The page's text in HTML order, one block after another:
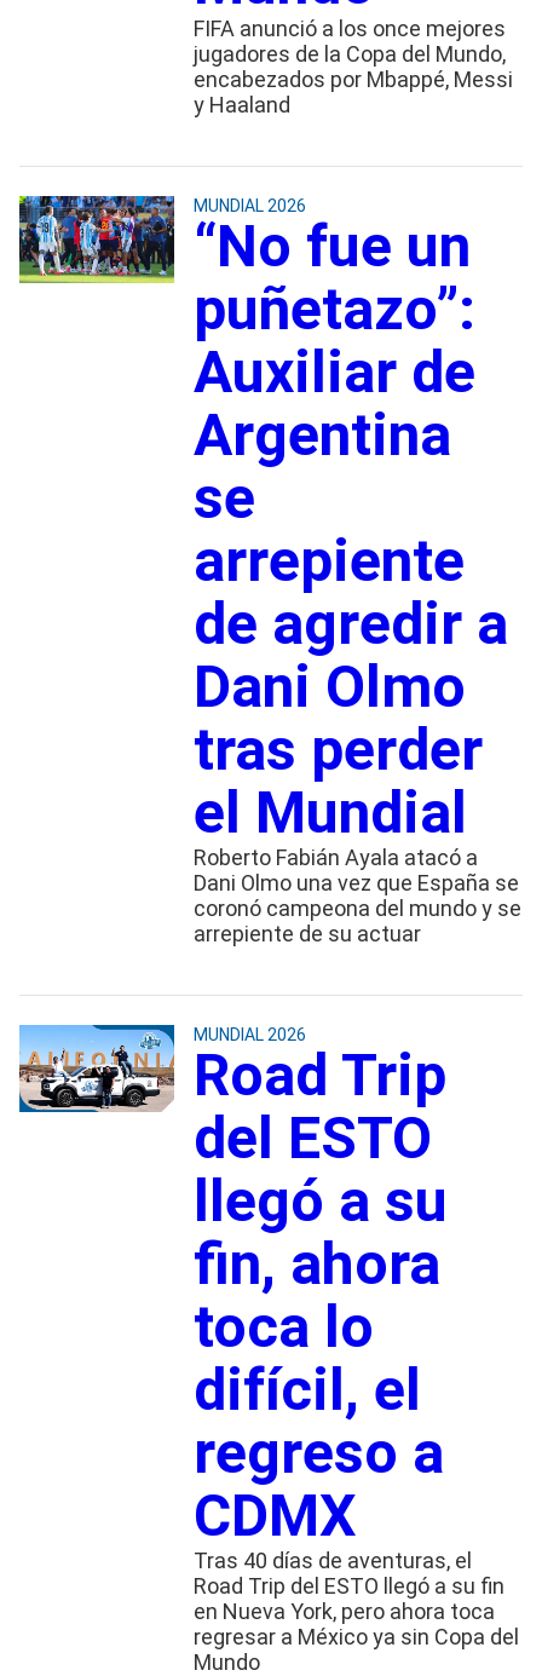
FIFA anunció a los once mejores
jugadores de la Copa del Mundo,
encabezados por Mbappé, Messi
y Haaland
MUNDIAL 2026
“No fue un
puñetazo”:
Auxiliar de
Argentina
se
arrepiente
de agredir a
Dani Olmo
tras perder
el Mundial
Roberto Fabián Ayala atacó a
Dani Olmo una vez que España se
coronó campeona del mundo y se
arrepiente de su actuar
MUNDIAL 2026
Road Trip
del ESTO
llegó a su
fin, ahora
toca lo
difícil, el
regreso a
CDMX
Tras 40 días de aventuras, el
Road Trip del ESTO llegó a su fin
en Nueva York, pero ahora toca
regresar a México ya sin Copa del
Mundo